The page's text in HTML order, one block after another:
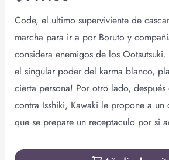
Code, el ultimo superviviente de
marcha para ir a por Boruto y
considera enemigos de los
el singular poder del karma blanco,
cierta persona! Por otro lado,
contra Isshiki, Kawaki le propone a un
que se prepare un receptaculo por si